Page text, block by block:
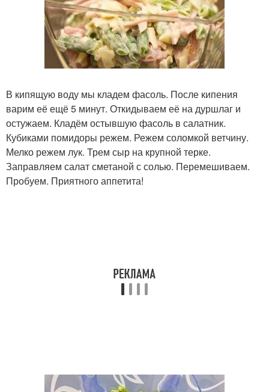
В кипящую воду мы кладем фасоль. После кипения
варим её ещё 5 минут. Откидываем её на дуршлаг и
остужаем. Кладём остывшую фасоль в салатник.
Кубиками помидоры режем. Режем соломкой ветчину.
Мелко режем лук. Трем сыр на крупной терке.
Заправляем салат сметаной с солью. Перемешиваем.
Пробуем. Приятного аппетита!